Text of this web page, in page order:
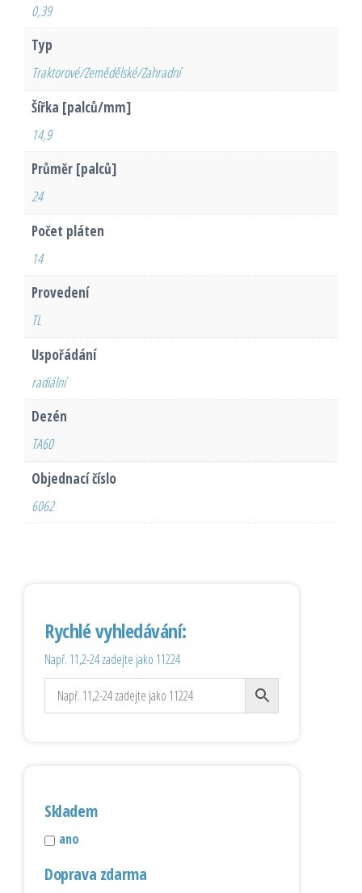
0,39
Typ
Traktorové/Zemědělské/Zahradní
Šířka [palců/mm]
14,9
Průměr [palců]
24
Počet pláten
14
Provedení
TL
Uspořádání
radiální
Dezén
TA60
Objednací číslo
6062
Rychlé vyhledávání:
Např. 11,2-24 zadejte jako 11224
Skladem
ano
Doprava zdarma